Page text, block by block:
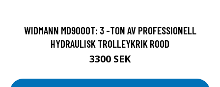
WIDMANN MD9000T: 3 -TON AV PROFESSIONELL
HYDRAULISK TROLLEYKRIK ROOD
3300 SEK